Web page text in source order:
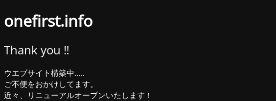
onefirst.info
Thank you ‼︎
ウエブサイト構築中.....
ご不便をおかけしてます。
近々、リニューアルオープンいたします！